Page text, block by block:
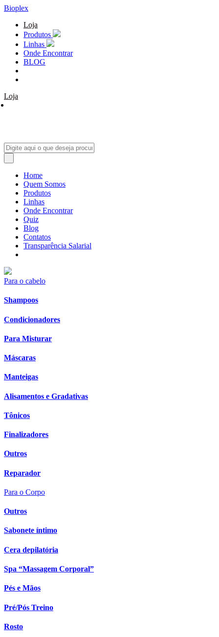
Bioplex
Loja
Produtos
Linhas
Onde Encontrar
BLOG
Loja
Home
Quem Somos
Produtos
Linhas
Onde Encontrar
Quiz
Blog
Contatos
Transparência Salarial
Para o cabelo
Shampoos
Condicionadores
Para Misturar
Máscaras
Manteigas
Alisamentos e Gradativas
Tônicos
Finalizadores
Outros
Reparador
Para o Corpo
Outros
Sabonete íntimo
Cera depilatória
Spa “Massagem Corporal”
Pés e Mãos
Pré/Pós Treino
Rosto